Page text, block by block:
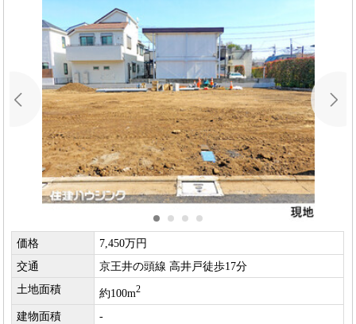
価格
7,450万円
交通
京王井の頭線 高井戸徒歩17分
土地面積
約100m2
建物面積
-